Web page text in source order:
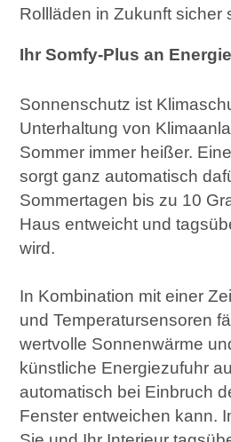
Rollläden in Zukunft
Ihr Somfy-Plus an
Sonnenschutz ist
Unterhaltung von
Sommer immer heißer.
sorgt ganz automatisch
Sommertagen bis zu 10
Haus entweicht und
wird.
In Kombination mit einer
und Temperatursensoren
wertvolle Sonnenwärme
künstliche Energiezufuhr
automatisch bei Einbruch
Fenster entweichen kann.